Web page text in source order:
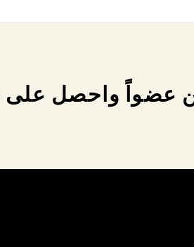
عضواً واحصل على